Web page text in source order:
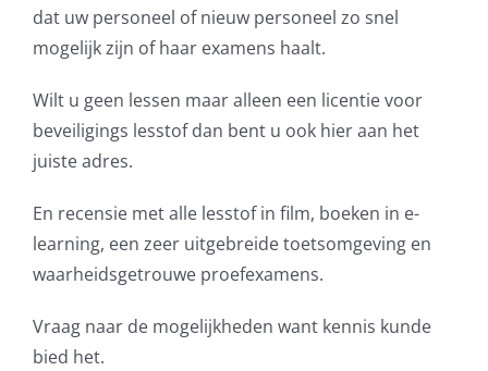
dat uw personeel of nieuw personeel zo snel
mogelijk zijn of haar examens haalt.
Wilt u geen lessen maar alleen een licentie voor
beveiligings lesstof dan bent u ook hier aan het
juiste adres.
En recensie met alle lesstof in film, boeken in e-
learning, een zeer uitgebreide toetsomgeving en
waarheidsgetrouwe proefexamens.
Vraag naar de mogelijkheden want kennis kunde
bied het.